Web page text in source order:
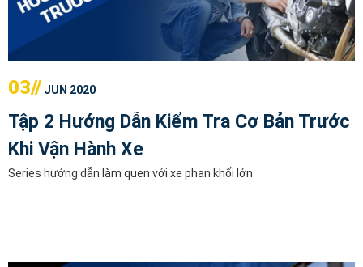
03// JUN 2020
Tập 2 Hướng Dẫn Kiểm Tra Cơ Bản Trước
Khi Vận Hành Xe
Series hướng dẫn làm quen với xe phan khối lớn